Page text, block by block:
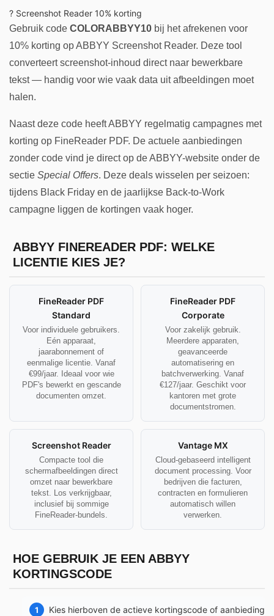
? Screenshot Reader 10% korting
Gebruik code COLORABBYY10 bij het afrekenen voor
10% korting op ABBYY Screenshot Reader. Deze tool
converteert screenshot-inhoud direct naar bewerkbare
tekst — handig voor wie vaak data uit afbeeldingen moet
halen.
Naast deze code heeft ABBYY regelmatig campagnes met
korting op FineReader PDF. De actuele aanbiedingen
zonder code vind je direct op de ABBYY-website onder de
sectie Special Offers. Deze deals wisselen per seizoen:
tijdens Black Friday en de jaarlijkse Back-to-Work
campagne liggen de kortingen vaak hoger.
ABBYY FINEREADER PDF: WELKE
LICENTIE KIES JE?
FineReader PDF
Standard
Voor individuele gebruikers.
Eén apparaat,
jaarabonnement of
eenmalige licentie. Vanaf
€99/jaar. Ideaal voor wie
PDF's bewerkt en gescande
documenten omzet.
FineReader PDF
Corporate
Voor zakelijk gebruik.
Meerdere apparaten,
geavanceerde
automatisering en
batchverwerking. Vanaf
€127/jaar. Geschikt voor
kantoren met grote
documentstromen.
Screenshot Reader
Compacte tool die
schermafbeeldingen direct
omzet naar bewerkbare
tekst. Los verkrijgbaar,
inclusief bij sommige
FineReader-bundels.
Vantage MX
Cloud-gebaseerd intelligent
document processing. Voor
bedrijven die facturen,
contracten en formulieren
automatisch willen
verwerken.
HOE GEBRUIK JE EEN ABBYY
KORTINGSCODE
Kies hierboven de actieve kortingscode of aanbieding